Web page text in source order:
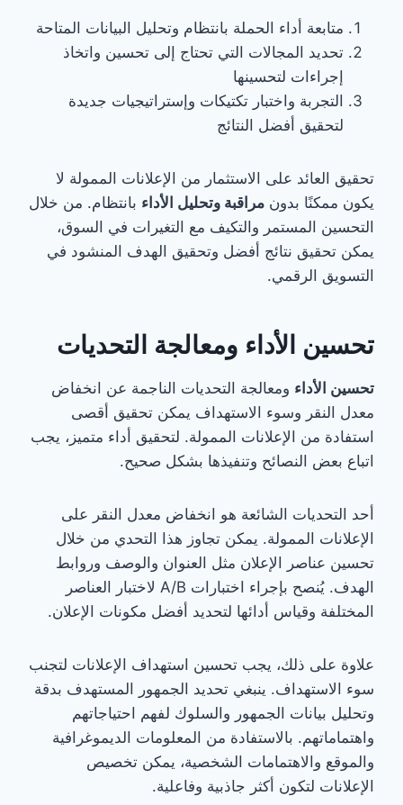
متابعة أداء الحملة بانتظام وتحليل البيانات المتاحة
تحديد المجالات التي تحتاج إلى تحسين واتخاذ
إجراءات لتحسينها
التجربة واختبار تكتيكات وإستراتيجيات جديدة
لتحقيق أفضل النتائج
تحقيق العائد على الاستثمار من الإعلانات الممولة لا
يكون ممكنًا بدون مراقبة وتحليل الأداء بانتظام. من خلال
التحسين المستمر والتكيف مع التغيرات في السوق،
يمكن تحقيق نتائج أفضل وتحقيق الهدف المنشود في
التسويق الرقمي.
تحسين الأداء ومعالجة التحديات
تحسين الأداء ومعالجة التحديات الناجمة عن انخفاض
معدل النقر وسوء الاستهداف يمكن تحقيق أقصى
استفادة من الإعلانات الممولة. لتحقيق أداء متميز، يجب
اتباع بعض النصائح وتنفيذها بشكل صحيح.
أحد التحديات الشائعة هو انخفاض معدل النقر على
الإعلانات الممولة. يمكن تجاوز هذا التحدي من خلال
تحسين عناصر الإعلان مثل العنوان والوصف وروابط
الهدف. يُنصح بإجراء اختبارات A/B لاختبار العناصر
المختلفة وقياس أدائها لتحديد أفضل مكونات الإعلان.
علاوة على ذلك، يجب تحسين استهداف الإعلانات لتجنب
سوء الاستهداف. ينبغي تحديد الجمهور المستهدف بدقة
وتحليل بيانات الجمهور والسلوك لفهم احتياجاتهم
واهتماماتهم. بالاستفادة من المعلومات الديموغرافية
والموقع والاهتمامات الشخصية، يمكن تخصيص
الإعلانات لتكون أكثر جاذبية وفاعلية.